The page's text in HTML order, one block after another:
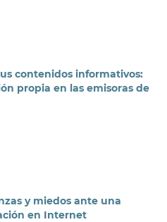
contenidos informativos:
propia en las emisoras de
y miedos ante una
en Internet